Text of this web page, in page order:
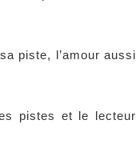
piste, l’amour aussi
pistes et le lecteur